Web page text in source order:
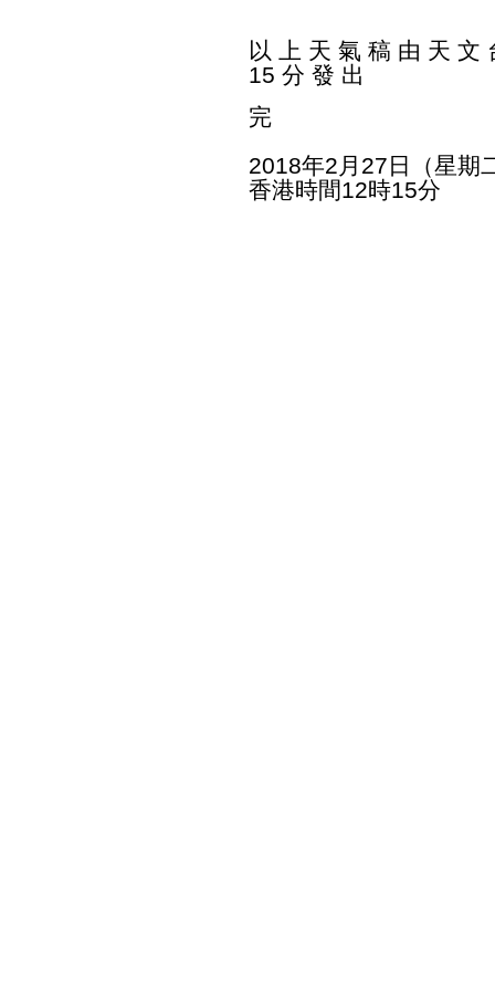
以 上 天 氣 稿 由 天 文
15 分 發 出
完
2018年2月27日（星期
香港時間12時15分